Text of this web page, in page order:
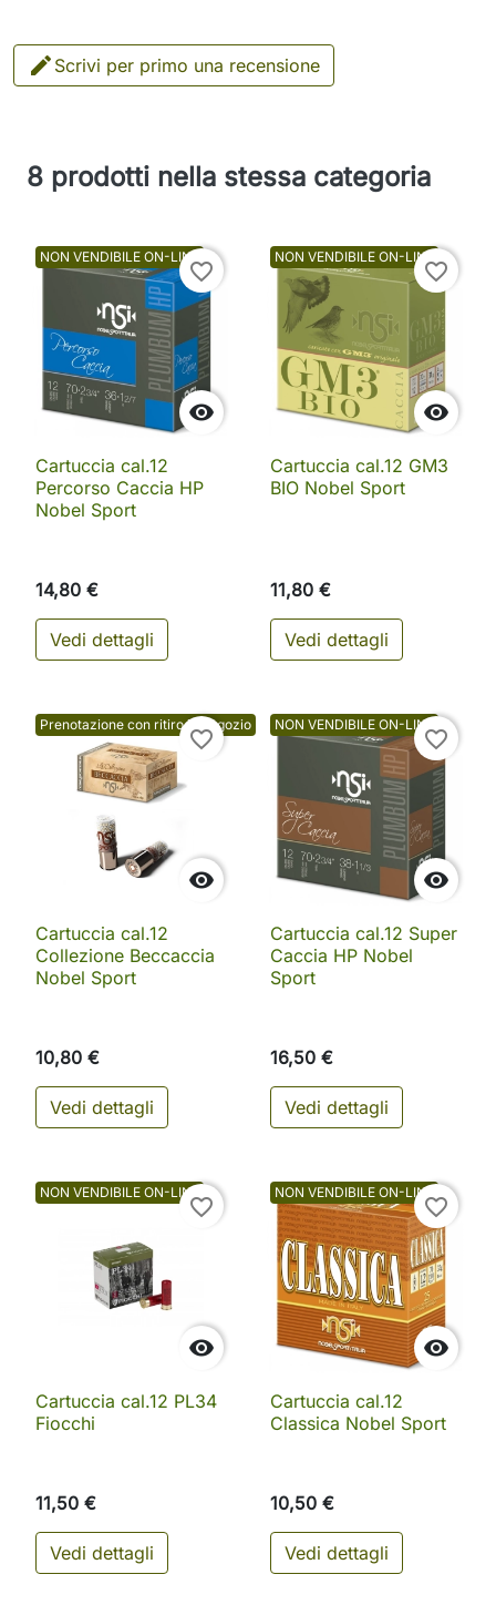
 Scrivi per primo una recensione
8 prodotti nella stessa categoria
NON VENDIBILE ON-LINE

favorite_border
Cartuccia cal.12
Percorso Caccia HP
Nobel Sport
14,80 €
Vedi dettagli
NON VENDIBILE ON-LINE

favorite_border
Cartuccia cal.12 GM3
BIO Nobel Sport
11,80 €
Vedi dettagli
Prenotazione con ritiro in negozio

favorite_border
Cartuccia cal.12
Collezione Beccaccia
Nobel Sport
10,80 €
Vedi dettagli
NON VENDIBILE ON-LINE

favorite_border
Cartuccia cal.12 Super
Caccia HP Nobel
Sport
16,50 €
Vedi dettagli
NON VENDIBILE ON-LINE

favorite_border
Cartuccia cal.12 PL34
Fiocchi
11,50 €
Vedi dettagli
NON VENDIBILE ON-LINE

favorite_border
Cartuccia cal.12
Classica Nobel Sport
10,50 €
Vedi dettagli